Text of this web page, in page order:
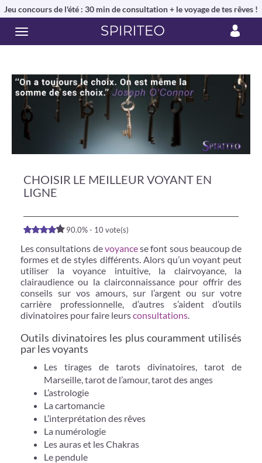
Jeu concours de l'été : 30 min de consultation + le voyage de tes rêves !
CHOISIR LE MEILLEUR VOYANT EN
LIGNE
90.0% - 10 vote(s)
Les consultations devoyancese font sous beaucoup de
formes et de styles différents. Alors qu’un voyant peut
utiliser la voyance intuitive, la clairvoyance, la
clairaudience ou la clairconnaissance pour offrir des
conseils sur vos amours, sur l’argent ou sur votre
carrière professionnelle, d’autres s’aident d’outils
divinatoires pour faire leursconsultations.
Outils divinatoires les plus couramment utilisés
par les voyants
Les tirages de tarots divinatoires, tarot de
Marseille, tarot de l’amour, tarot des anges
L’astrologie
La cartomancie
L’interprétation des rêves
La numérologie
Les auras et les Chakras
Le pendule